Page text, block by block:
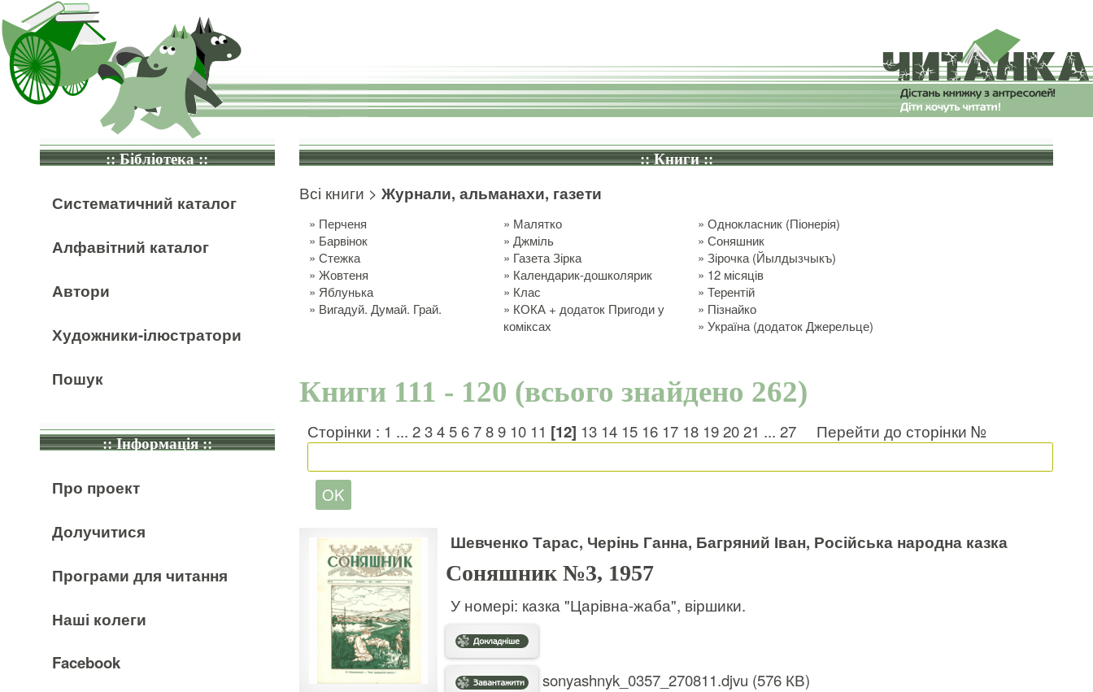
:: Бібліотека ::
Систематичний каталог
Алфавітний каталог
Автори
Художники-ілюстратори
Пошук
:: Інформація ::
Про проект
Долучитися
Програми для читання
Наші колеги
Facebook
:: Книги ::
Всі книги > Журнали, альманахи, газети
» Перченя » Малятко »Однокласник (Піонерія)
» Барвінок »Джміль »Соняшник
»Стежка » Газета Зірка »Зірочка (Йылдызчыкъ)
»Жовтеня » Календарик-дошколярик » 12 місяців
» Яблунька » Клас »Терентій
» Вигадуй. Думай. Грай. » КОКА + додаток Пригоди у
коміксах
» Пізнайко
»Україна (додаток Джерельце)
Книги 111 - 120 (всього знайдено 262)
Сторінки : 1 ... 2 3 4 5 6 7 8 9 10 11 [12] 13 14 15 16 17 18 19 20 21 ... 27 Перейти до сторінки №
Шевченко Тарас, Черінь Ганна, Багряний Іван, Російська народна казка
Соняшник №3, 1957
У номері: казка "Царівна-жаба", віршики.
sonyashnyk_0357_270811.djvu (576 КВ)